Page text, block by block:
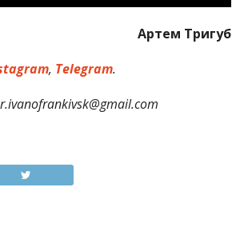
Артем Тригуб
, Telegram.